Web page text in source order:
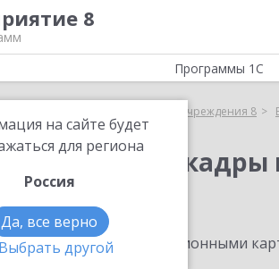
8
на сайте будет
для региона
Россия
Да, все верно
Выбрать другой
Программы 1С
и кадры государственного учреждения 8
и кадры
Кирове
Ознакомьтесь с информационными